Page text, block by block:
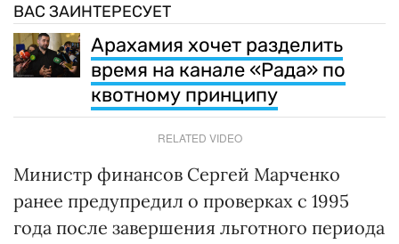
ВАС ЗАИНТЕРЕСУЕТ
Арахамия хочет разделить
время на канале «Рада» по
квотному принципу
RELATED VIDEO
Министр финансов Сергей Марченко
ранее предупредил о проверках с 1995
года после завершения льготного периода